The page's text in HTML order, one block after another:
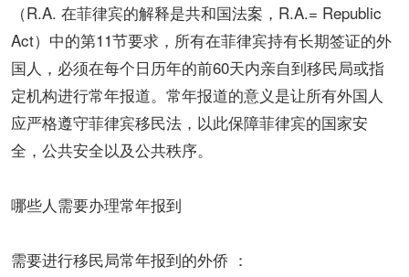
（R.A. 在菲律宾的解释是共和国法案，R.A.= Republic
Act）中的第11节要求，所有在菲律宾持有长期签证的外
国人，必须在每个日历年的前60天内亲自到移民局或指
定机构进行常年报道。常年报道的意义是让所有外国人
应严格遵守菲律宾移民法，以此保障菲律宾的国家安
全，公共安全以及公共秩序。
哪些人需要办理常年报到
需要进行移民局常年报到的外侨 ：